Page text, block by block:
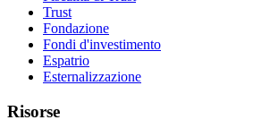
Trust
Fondazione
Fondi d'investimento
Espatrio
Esternalizzazione
Risorse